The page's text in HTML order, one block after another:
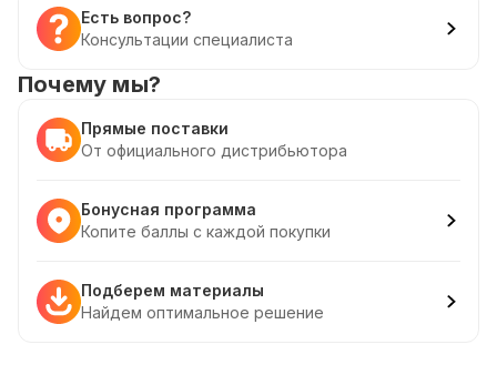
Есть вопрос?
Консультации специалиста
Почему мы?
Прямые поставки
От официального дистрибьютора
Бонусная программа
Копите баллы с каждой покупки
Подберем материалы
Найдем оптимальное решение